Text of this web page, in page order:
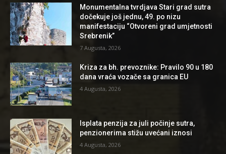
Monumentalna tvrdjava Stari grad sutra
dočekuje još jednu, 49. po nizu
manifestaciju “Otvoreni grad umjetnosti
Srebrenik”
7 Augusta, 2026
Kriza za bh. prevoznike: Pravilo 90 u 180
dana vraća vozače sa granica EU
4 Augusta, 2026
Isplata penzija za juli počinje sutra,
penzionerima stižu uvećani iznosi
4 Augusta, 2026